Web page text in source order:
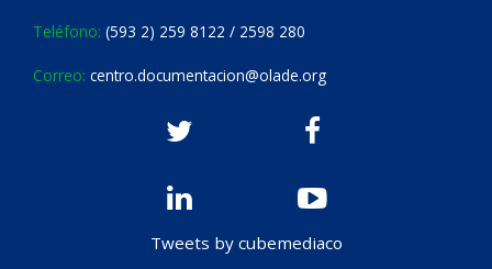
Teléfono: (593 2) 259 8122 / 2598 280
Correo: centro.documentacion@olade.org
Tweets by cubemediaco